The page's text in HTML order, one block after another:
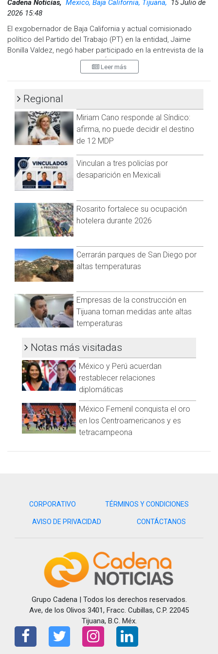
@cadenanoticiasmx| TikTok:@CadenaNoticias
|
Whatsapp:
Cadena Noticias, Mexico, Baja California, Tijuana,
15 Julio de
2026 15:48
El exgobernador de Baja California y actual comisionado
político del Partido del Trabajo (PT) en la entidad, Jaime
Bonilla Valdez, negó haber participado en la entrevista de la
gobernadora Marina del Pilar Ávila Olmeda con agencias
estadounidenses, así como en cualquier maniobra para
grabar o filtrar conversaciones.
A través de un comunicado emitido por el PT, Bonilla sostuvo
que resulta “ilógico” que se le vincule con un encuentro que,
por su naturaleza, habría sido sensible y confidencial,
especialmente por la confrontación política que ha
mantenido con la mandataria estatal.
Marina del Pilar”,expuso.
El exmandatario también cuestionó que se pretenda
administración la ha señalado por presuntos vínculos con el
crimen organizado.
Bonilla consideró que Ávila Olmeda atraviesa una“crisis de
filtraciones. Según señaló, ante el primer material difundido la
gobernadora negó los hechos, mientras que después de una
segunda filtración lo colocó como responsable.
Finalmente, el comisionado político del PT exigió que la
Leer más
Regional
Miriam Cano responde al Síndico:
afirma, no puede decidir el destino
de 12 MDP
Vinculan a tres policías por
desaparición en Mexicali
Rosarito fortalece su ocupación
hotelera durante 2026
Cerrarán parques de San Diego por
altas temperaturas
Empresas de la construcción en
Tijuana toman medidas ante altas
temperaturas
Notas más visitadas
México y Perú acuerdan
restablecer relaciones
diplomáticas
México Femenil conquista el oro
en los Centroamericanos y es
tetracampeona
CORPORATIVO TÉRMINOS Y CONDICIONES
AVISO DE PRIVACIDAD CONTÁCTANOS
Grupo Cadena | Todos los derechos reservados.
Ave, de los Olivos 3401, Fracc. Cubillas, C.P. 22045
Tijuana, B.C. Méx.